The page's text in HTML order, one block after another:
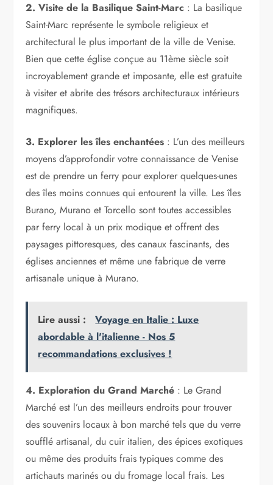
2. Visite de la Basilique Saint-Marc : La basilique
Saint-Marc représente le symbole religieux et
architectural le plus important de la ville de Venise.
Bien que cette église conçue au 11ème siècle soit
incroyablement grande et imposante, elle est gratuite
à visiter et abrite des trésors architecturaux intérieurs
magnifiques.
3. Explorer les îles enchantées : L’un des meilleurs
moyens d’approfondir votre connaissance de Venise
est de prendre un ferry pour explorer quelques-unes
des îles moins connues qui entourent la ville. Les îles
Burano, Murano et Torcello sont toutes accessibles
par ferry local à un prix modique et offrent des
paysages pittoresques, des canaux fascinants, des
églises anciennes et même une fabrique de verre
artisanale unique à Murano.
Lire aussi :
Voyage en Italie : Luxe
abordable à l'italienne - Nos 5
recommandations exclusives !
4. Exploration du Grand Marché : Le Grand
Marché est l’un des meilleurs endroits pour trouver
des souvenirs locaux à bon marché tels que du verre
soufflé artisanal, du cuir italien, des épices exotiques
ou même des produits frais typiques comme des
artichauts marinés ou du fromage local frais. Les